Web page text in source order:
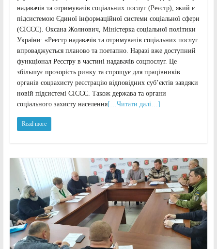
надавачів та отримувачів соціальних послуг (Реєстр), який є
підсистемою Єдиної інформаційної системи соціальної сфери
(ЄІССС). Оксана Жолнович, Міністерка соціальної політики
України: «Реєстр надавачів та отримувачів соціальних послуг
впроваджується планово та поетапно. Наразі вже доступний
функціонал Реєстру в частині надавачів соцпослуг. Це
збільшує прозорість ринку та спрощує для працівників
органів соцзахисту реєстрацію відповідних суб’єктів завдяки
новій підсистемі ЄІССС. Також держава та органи
соціального захисту населення[…Читати далі…]
Read more